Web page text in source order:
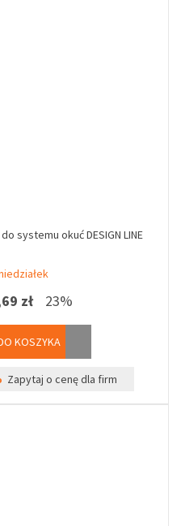
systemu okuć DESIGN LINE
zł 23%
KOSZYKA
Zapytaj o cenę dla firm